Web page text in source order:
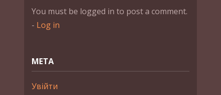
You must be logged in to post a comment.
- Log in
МЕТА
Увійти